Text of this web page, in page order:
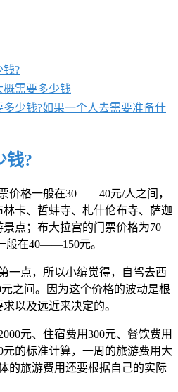
钱?
需要多少钱
少钱?如果一个人去需要准备什
钱?
价格一般在30——40元/人之间，
卡、哲蚌寺、札什伦布寺、萨迦
点；布大拉宫的门票价格为70
般在40——150元。
一点，所以小编觉得，自驾去西
之间。因为这个价格的波动是根
以及远近来决定的。
元、住宿费用300元、餐饮费用
元的标准计算，一周的旅游费用大
的旅游费用还要根据自己的实际